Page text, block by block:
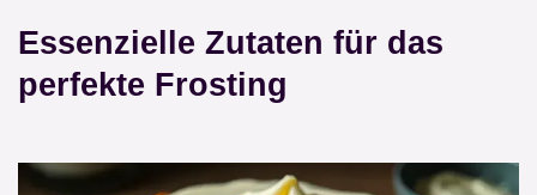
Essenzielle Zutaten für das
perfekte Frosting